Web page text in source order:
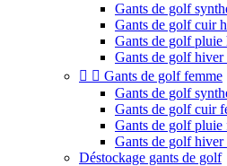
Gants de golf
Gants de golf cuir
Gants de golf pluie
Gants de golf hiver
  Gants de golf femme
Gants de golf
Gants de golf cuir
Gants de golf pluie
Gants de golf hiver
Déstockage gants de golf